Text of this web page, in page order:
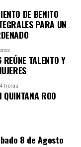
DE BENITO
PARA UN
TALENTO Y
horas
QUINTANA ROO
8 de Agosto